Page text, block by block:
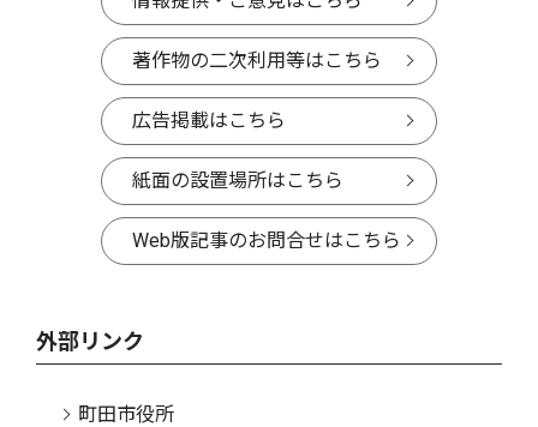
著作物の二次利用等はこちら
広告掲載はこちら
紙面の設置場所はこちら
Web版記事のお問合せはこちら
外部リンク
町田市役所